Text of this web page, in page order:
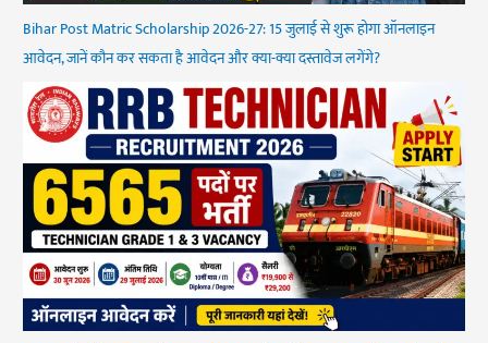
Bihar Post Matric Scholarship 2026-27: 15 जुलाई से शुरू होगा ऑनलाइन
आवेदन, जानें कौन कर सकता है आवेदन और क्या-क्या दस्तावेज लगेंगे?